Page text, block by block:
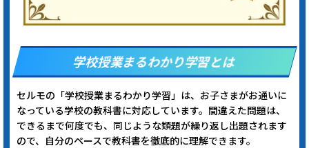
学校授業まるわかり学習とは
セルモの「学校授業まるわかり学習」は、お子さまがお通いに
なっている学校の教科書に対応しています。間違えた問題は、
できるまで何度でも、同じような類題が繰り返し出題されます
ので、自分のペースで教科書を徹底的に理解できます。